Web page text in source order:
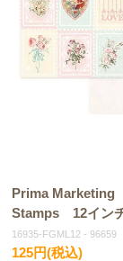
Prima Marketing
Stamps 12イン
16935-FGML12 - 96659
125円(税込)